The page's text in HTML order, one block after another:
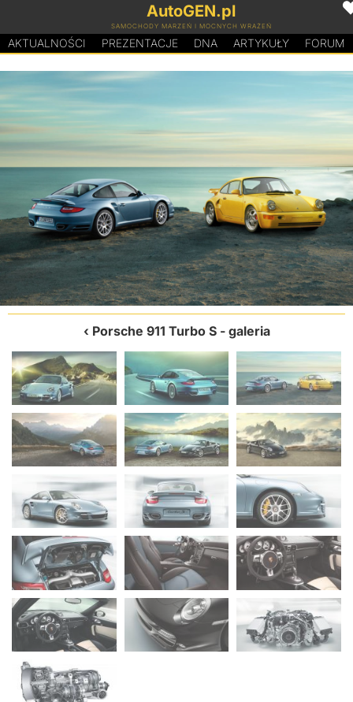
AutoGEN.pl
SAMOCHODY MARZEŃ I MOCNYCH WRAŻEŃ
AKTUALNOŚCI PREZENTACJE DNA ARTYKUŁY FORUM
Porsche 911 Turbo S- galeria